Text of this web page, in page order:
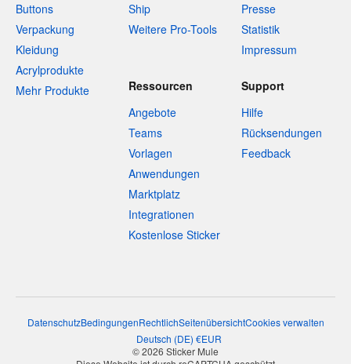
Buttons
Verpackung
Kleidung
Acrylprodukte
Mehr Produkte
Ship
Weitere Pro-Tools
Presse
Statistik
Impressum
Ressourcen
Angebote
Teams
Vorlagen
Anwendungen
Marktplatz
Integrationen
Kostenlose Sticker
Support
Hilfe
Rücksendungen
Feedback
DatenschutzBedingungenRechtlichSeitenübersichtCookies verwalten
Deutsch (DE) €EUR
© 2026 Sticker Mule